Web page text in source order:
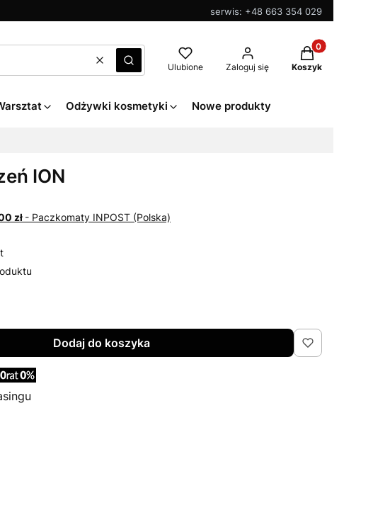
serwis: +48 663 354 029
WyczyśćSzukaj Ulubione Zaloguj się
Produkty w
Koszyk
Odżywki kosmetyki Nowe produkty
ION
zł - Paczkomaty INPOST (Polska)
Dodaj do koszyka